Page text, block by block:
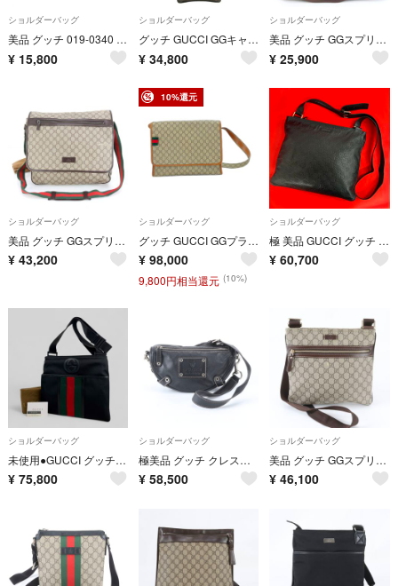
ショルダーバッグ
美品 グッチ 019-0340 レザー ナイロン ショルダーバッグ 斜め掛け メッセンジャー 通勤 ブラック 黒 A4 メンズ UUM EM4-1
¥ 15,800
ショルダーバッグ
グッチ GUCCI GGキャンバス 27639 ショルダーバッグ メンズ 送料無料 【中古】
¥ 34,800
ショルダーバッグ
美品 グッチ GGスプリーム 141194 レザー ショルダーバッグ 斜め掛け メッセンジャー 本革 ブラウン 茶色 A4 メンズ EEM DM28-3
¥ 25,900
ショルダーバッグ
美品 グッチ GGスプリーム シェリー ライン 189748 レザー ショルダーバッグ 斜め掛け メッセンジャー 通勤 A4 メンズ RCM DF10-8
¥ 43,200
10%還元
ショルダーバッグ
グッチ GUCCI GGプラス ショルダーバッグ【中古】
¥ 98,000
9,800円相当還元 (10%)
ショルダーバッグ
極 美品 GUCCI グッチ シマ GG 総柄 ロゴ 刻印 レザー 本革 ショルダーバッグ クロスボディバッグ サコッシュ ブラック 黒 b65-8
¥ 60,700
ショルダーバッグ
未使用●GUCCI グッチ● シェリー インターロッキングG ショルダーバッグ
¥ 75,800
ショルダーバッグ
極美品 グッチ クレスト 223337 レザー ショルダーバッグ 斜め掛け メッセンジャー 本革 ブラック 黒 ブランド メンズ WBM EE28-2
¥ 58,500
ショルダーバッグ
美品 グッチ GGスプリーム 295257 レザー ショルダーバッグ 斜め掛け メッセンジャー ビジネス 通勤 トート メンズ RWM ED33-5
¥ 46,100